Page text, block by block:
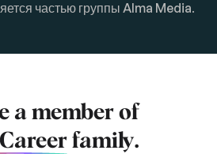
частью группы Alma Media.
a member of
family.